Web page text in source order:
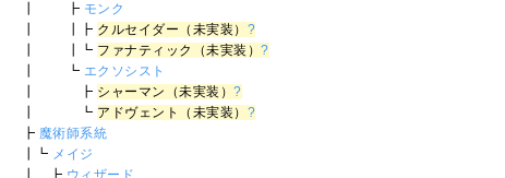
┃ ┣ モンク
┃ ┃┣ クルセイダー（未実装） ?
┃ ┃┗ ファナティック（未実装）?
┃ ┗ エクソシスト
┃ ┣ シャーマン（未実装）?
┃ ┗ アドヴェント（未実装） ?
┣ 魔術師系統
┃┗ メイジ
┃ ┣ ウィザード